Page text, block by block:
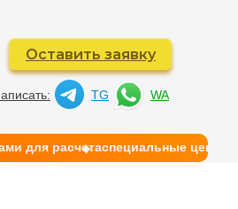
Оставить заявку
TG WA
cпециальные цены
для расчета